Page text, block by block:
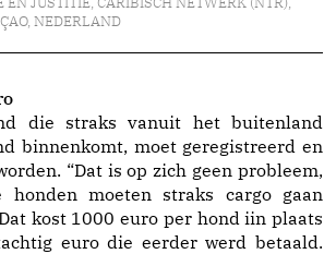
, NEDERLAND
die straks vanuit het buitenland
binnenkomt, moet geregistreerd en
“Dat is op zich geen probleem,
honden moeten straks cargo gaan
kost 1000 euro per hond iin plaats
euro die eerder werd betaald.